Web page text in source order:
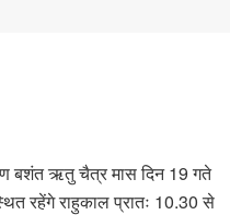
बशंत ऋतु चैत्र मास दिन 19 गते
रहेंगे राहुकाल प्रातः 10.30 से